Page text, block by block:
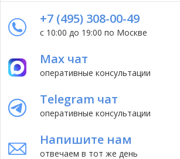
+7 (495) 308-00-49
с 10:00 до 19:00 по Москве
Max чат
оперативные консультации
Telegram чат
оперативные консультации
Напишите нам
отвечаем в тот же день